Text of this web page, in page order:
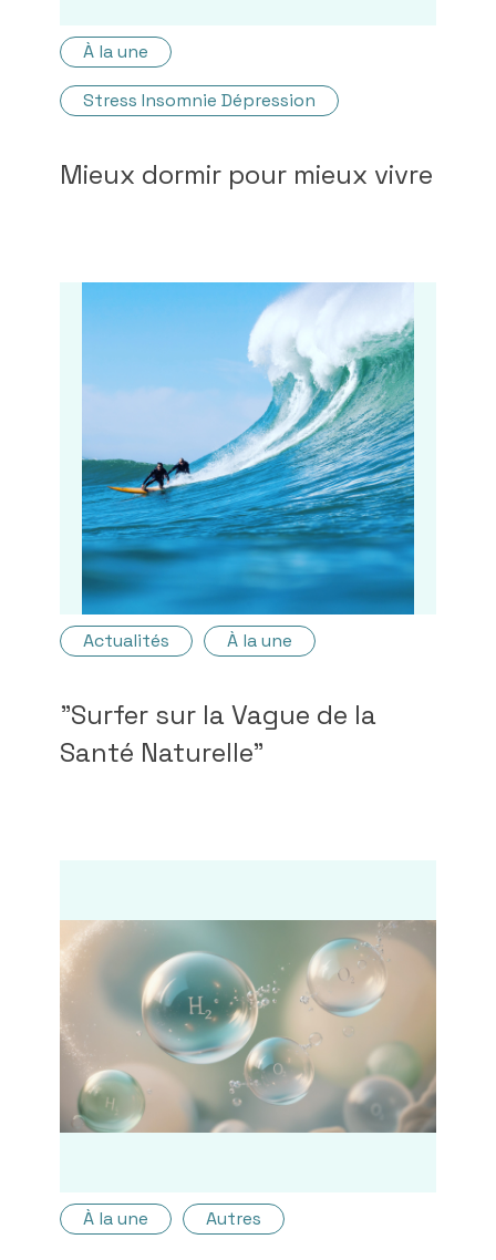
À la une
Stress Insomnie Dépression
Mieux dormir pour mieux vivre
Actualités À la une
"Surfer sur la Vague de la
Santé Naturelle"
À la une Autres